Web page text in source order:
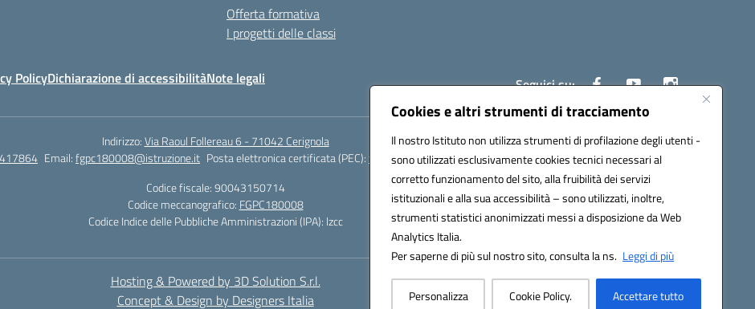
Cookies e altri strumenti di tracciamento
Il nostro Istituto non utilizza strumenti di profilazione degli utenti -
sono utilizzati esclusivamente cookies tecnici necessari al
corretto funzionamento del sito, alla fruibilità dei servizi
istituzionali e alla sua accessibilità – sono utilizzati, inoltre,
strumenti statistici anonimizzati messi a disposizione da Web
Analytics Italia.
Per saperne di più sul nostro sito, consulta la ns. Leggi di più
Personalizza Cookie Policy. Accettare tutto
Offerta formativa
I progetti delle classi
PolicyDichiarazione di accessibilitàNote legali Seguici su:
Indirizzo:Via Raoul Follereau 6 - 71042 Cerignola
Email:fgpc180008@istruzione.it Posta elettronica certificata (PEC):fgpc180008@pec.istruzione.it
Codice fiscale: 90043150714
Codice meccanografico: FGPC180008
Codice Indice delle Pubbliche Amministrazioni (IPA): lzcc
Hosting & Powered by 3D Solution S.r.l.
Concept & Design by Designers Italia